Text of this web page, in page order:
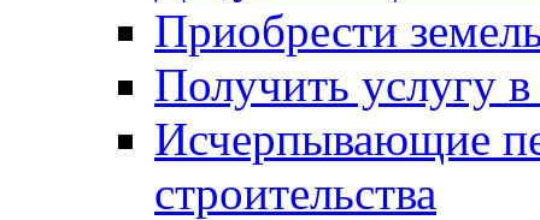
Приобрести
Получить услугу в
Исчерпывающие
строительства